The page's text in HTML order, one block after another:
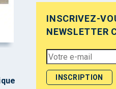
INSCRIVEZ-
NEWSLETTER